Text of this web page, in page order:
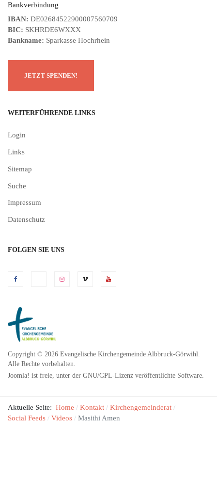
Bankverbindung
IBAN: DE02684522900007560709
BIC: SKHRDE6WXXX
Bankname: Sparkasse Hochrhein
WEITERFÜHRENDE LINKS
Login
Links
Sitemap
Suche
Impressum
Datenschutz
FOLGEN SIE UNS
Copyright © 2026 Evangelische Kirchengemeinde Albbruck-Görwihl.
Alle Rechte vorbehalten.
Joomla! ist freie, unter der GNU/GPL-Lizenz veröffentlichte Software.
Aktuelle Seite: Home Kontakt
Kirchengemeinderat
Social Feeds
Videos Masithi Amen